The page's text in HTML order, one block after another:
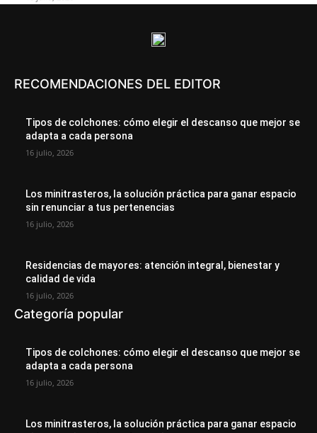
RECOMENDACIONES DEL EDITOR
Tipos de colchones: cómo elegir el descanso que mejor se
adapta a cada persona
16 julio, 2026
Los minitrasteros, la solución práctica para ganar espacio
sin renunciar a tus pertenencias
16 julio, 2026
Residencias de mayores: atención integral, bienestar y
calidad de vida
16 julio, 2026
Categoría popular
Tipos de colchones: cómo elegir el descanso que mejor se
adapta a cada persona
16 julio, 2026
Los minitrasteros, la solución práctica para ganar espacio